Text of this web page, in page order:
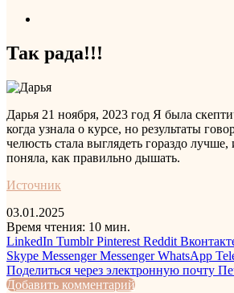
Так рада!!!
Дарья 21 ноября, 2023 год Я была
когда узнала о курсе, но результаты
челюсть стала выглядеть гораздо лучше,
поняла, как правильно дышать.
Источник
03.01.2025
Время чтения: 10 мин.
LinkedIn Tumblr Pinterest Reddit
Skype Messenger Messenger WhatsApp
Поделиться через электронную почту
Добавить комментарий